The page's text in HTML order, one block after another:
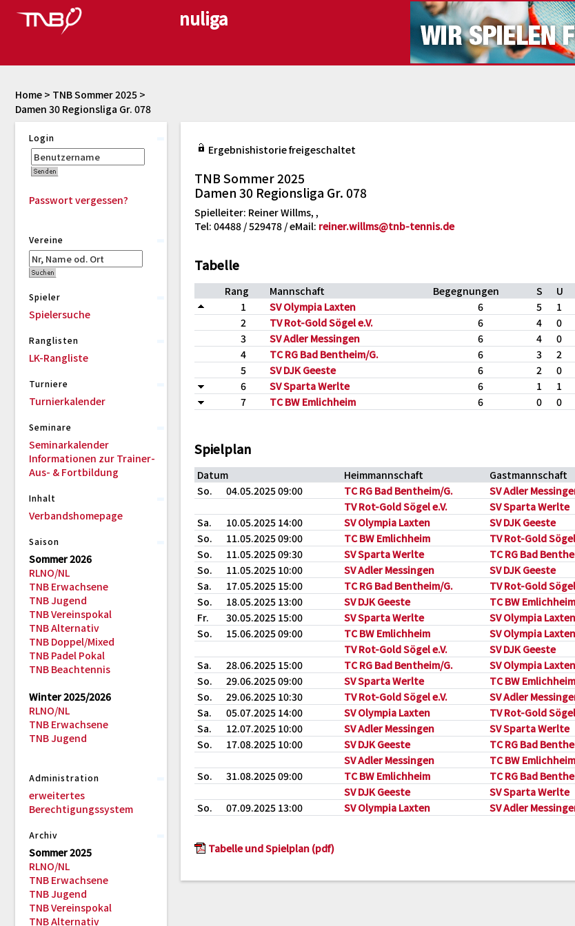
Damen 30 Regionsliga Gr. 078
Home > TNB Sommer 2025 >
Login
Passwort vergessen?
Vereine
Spieler
Spielersuche
Ranglisten
LK-Rangliste
Turniere
Turnierkalender
Seminare
Seminarkalender
Informationen zur Trainer-
Aus- & Fortbildung
Inhalt
Verbandshomepage
Saison
Sommer 2026
RLNO/NL
TNB Erwachsene
TNB Jugend
TNB Vereinspokal
TNB Alternativ
TNB Doppel/Mixed
TNB Padel Pokal
TNB Beachtennis
Winter 2025/2026
RLNO/NL
TNB Erwachsene
TNB Jugend
Administration
erweitertes
Berechtigungssystem
Archiv
Sommer 2025
RLNO/NL
TNB Erwachsene
TNB Jugend
TNB Vereinspokal
TNB Alternativ
Ergebnishistorie freigeschaltet
TNB Sommer 2025
Damen 30 Regionsliga Gr. 078
Spielleiter: Reiner Willms, ,
Tel: 04488 / 529478 / eMail: reiner.willms@tnb-tennis.de
Tabelle
Rang Mannschaft Begegnungen S U
1
SV Olympia Laxten 6 5 1
2
TV Rot-Gold Sögel e.V. 6 4 0
3
SV Adler Messingen 6 4 0
4
TC RG Bad Bentheim/G. 6 3 2
5
SV DJK Geeste 6 2 0
6
SV Sparta Werlte 6 1 1
7
TC BW Emlichheim 6 0 0
Spielplan
Datum Heimmannschaft Gastmannschaft
So.
04.05.2025 09:00 TC RG Bad Bentheim/G. SV Adler
TV Rot-Gold Sögel e.V.
SV Sparta Werlte
Sa.
10.05.2025 14:00 SV Olympia Laxten SV DJK Geeste
So.
11.05.2025 09:00 TC BW Emlichheim TV Rot-Gold
So.
11.05.2025 09:30 SV Sparta Werlte TC RG Bad
So.
11.05.2025 10:00 SV Adler Messingen SV DJK Geeste
Sa.
17.05.2025 15:00 TC RG Bad Bentheim/G. TV Rot-Gold
So.
18.05.2025 13:00 SV DJK Geeste TC BW Emlichheim
Fr.
30.05.2025 15:00 SV Sparta Werlte SV Olympia Laxten
So.
15.06.2025 09:00 TC BW Emlichheim SV Olympia Laxten
TV Rot-Gold Sögel e.V.
SV DJK Geeste
Sa.
28.06.2025 15:00 TC RG Bad Bentheim/G. SV Olympia Laxten
So.
29.06.2025 09:00 SV Sparta Werlte TC BW Emlichheim
So.
29.06.2025 10:30 TV Rot-Gold Sögel e.V. SV Adler
Sa.
05.07.2025 14:00 SV Olympia Laxten TV Rot-Gold
Sa.
12.07.2025 10:00 SV Adler Messingen SV Sparta Werlte
So.
17.08.2025 10:00 SV DJK Geeste TC RG Bad
SV Adler Messingen
TC BW Emlichheim
So.
31.08.2025 09:00 TC BW Emlichheim TC RG Bad
SV DJK Geeste
SV Sparta Werlte
So.
07.09.2025 13:00 SV Olympia Laxten SV Adler
Tabelle und Spielplan (pdf)